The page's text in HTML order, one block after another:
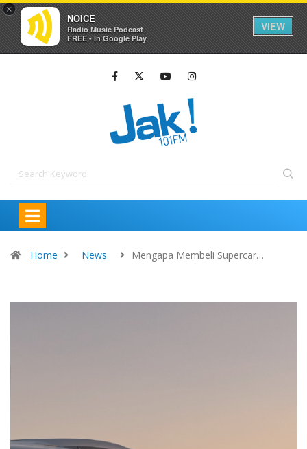
×
NOICE
Radio Music Podcast
FREE - In Google Play
VIEW
Home News Mengapa Membeli Supercar…